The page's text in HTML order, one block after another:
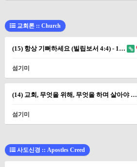
교회론 :: Church
(15) 항상 기뻐하세요 (빌립보서 4:4) - 1…
섬기미
(14) 교회, 무엇을 위해, 무엇을 하며 살아야 …
섬기미
사도신경 :: Apostles Creed